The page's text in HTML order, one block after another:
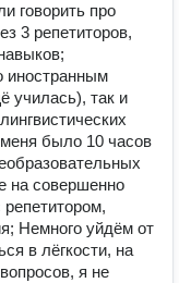
говорить про
3 репетиторов,
иностранным
училась), так и
было 10 часов
на совершенно
Немного уйдём от
в лёгкости, на
я не